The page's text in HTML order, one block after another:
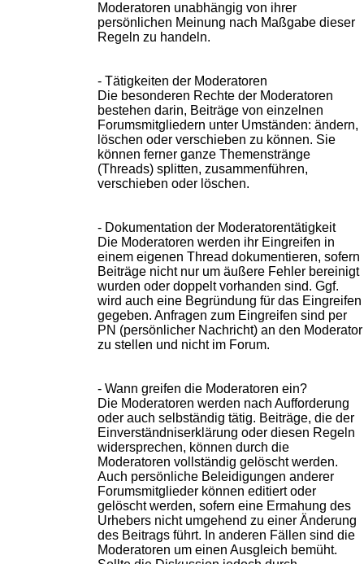
Moderatoren unabhängig von ihrer
persönlichen Meinung nach Maßgabe dieser
Regeln zu handeln.
- Tätigkeiten der Moderatoren
Die besonderen Rechte der Moderatoren
bestehen darin, Beiträge von einzelnen
Forumsmitgliedern unter Umständen: ändern,
löschen oder verschieben zu können. Sie
können ferner ganze Themenstränge
(Threads) splitten, zusammenführen,
verschieben oder löschen.
- Dokumentation der Moderatorentätigkeit
Die Moderatoren werden ihr Eingreifen in
einem eigenen Thread dokumentieren, sofern
Beiträge nicht nur um äußere Fehler bereinigt
wurden oder doppelt vorhanden sind. Ggf.
wird auch eine Begründung für das Eingreifen
gegeben. Anfragen zum Eingreifen sind per
PN (persönlicher Nachricht) an den Moderator
zu stellen und nicht im Forum.
- Wann greifen die Moderatoren ein?
Die Moderatoren werden nach Aufforderung
oder auch selbständig tätig. Beiträge, die der
Einverständniserklärung oder diesen Regeln
widersprechen, können durch die
Moderatoren vollständig gelöscht werden.
Auch persönliche Beleidigungen anderer
Forumsmitglieder können editiert oder
gelöscht werden, sofern eine Ermahung des
Urhebers nicht umgehend zu einer Änderung
des Beitrags führt. In anderen Fällen sind die
Moderatoren um einen Ausgleich bemüht.